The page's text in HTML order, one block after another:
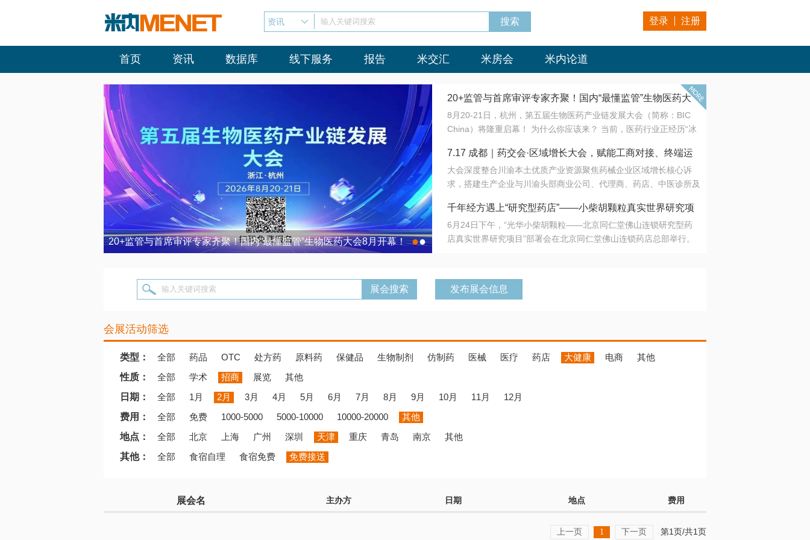
资讯 输入关键词搜索 登录 注册
首页 资讯 数据库 线下服务 报告 米交汇 米房会 米内论道
20+监管与首席审评专家齐聚！国内“最懂监管”生物医药大会8月开幕！ 7.17 成都｜药交会·区域增长大会，赋能工商对接、终端运营
●●
20+监管与首席审评专家齐聚！国内“最懂监管”生物医药大
会8月开幕！
8月20-21日，杭州，第五届生物医药产业链发展大会（简称：BIC
China）将隆重启幕！ 为什么你应该来？ 当前，医药行业正经历“冰
法正重新定义研发效率；另一端是创新药“最后一公里”的支付与入院
难题，呼唤更成熟的产业生态。 同质化“内卷”已无出路，全产业链协
同与出海能力建设才是破局关键。 本届大会以 “重构生态，定义未
算力突围；从中药创新、复杂药物制剂、CGT、多肽与小核酸的技
术攻坚，到CDMO的柔性智造。 我们致力于打破壁垒，让“实验
室”与“生产线”、“研发端”与“支付端”深度对话，更让监管、产业、资
7.17 成都｜药交会·区域增长大会，赋能工商对接、终端运
营
大会深度整合川渝本土优质产业资源聚焦药械企业区域增长核心诉
求，搭建生产企业与川渝头部商业公司、代理商、药店、中医诊所及
域增量份额夯实西南市场战略布局
千年经方遇上“研究型药店”——小柴胡颗粒真实世界研究项
目在北京同仁堂佛山连锁启动
6月24日下午，“光华小柴胡颗粒——北京同仁堂佛山连锁研究型药
店真实世界研究项目”部署会在北京同仁堂佛山连锁药店总部举行。
输入关键词搜索 发布展会信息
会展活动筛选
类型： 全部 药品 OTC 处方药 原料药 保健品 生物制剂 仿制药 医械 医疗 药店 大健康 电商
其他
性质：
全部 学术 招商 展览
其他
日期：
全部 1月 2月 3月 4月 5月 6月 7月 8月 9月 10月 11月
12月
费用：
全部 免费 1000-5000 5000-10000 10000-20000
其他
地点：
全部 北京 上海 广州 深圳 天津 重庆 青岛 南京
其他
其他：
全部 食宿自理 食宿免费 免费接送
展会名 主办方 日期 地点 费用
上一页 1 下一页 第1页/共1页